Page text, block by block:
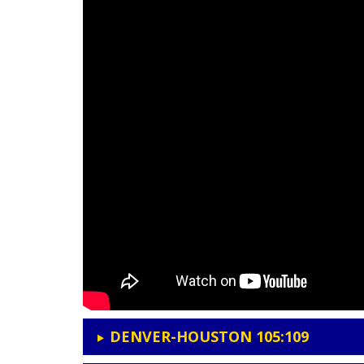
DENVER-HOUSTON 105:109